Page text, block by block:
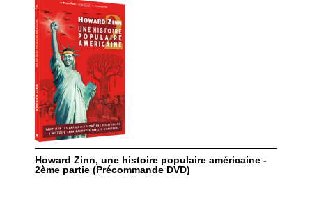
Howard Zinn, une histoire populaire américaine -
2ème partie (Précommande DVD)